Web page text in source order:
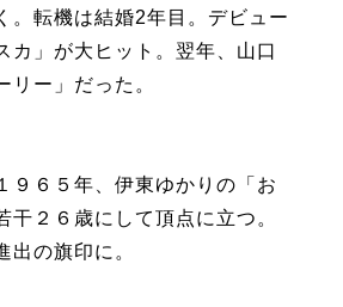
。転機は結婚2年目。デビュー
カ」が大ヒット。翌年、山口
ー」だった。
９６５年、伊東ゆかりの「お
２６歳にして頂点に立つ。
の旗印に。